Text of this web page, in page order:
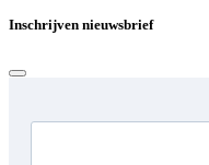
Inschrijven nieuwsbrief